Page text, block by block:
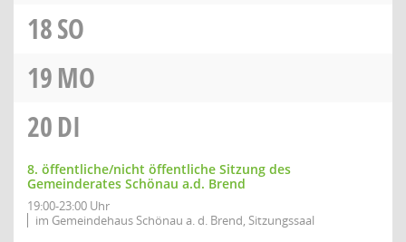
18SO
19MO
20DI
8. öffentliche/nicht öffentliche Sitzung des
Gemeinderates Schönau a.d. Brend
19:00-23:00 Uhr
im Gemeindehaus Schönau a. d. Brend, Sitzungssaal